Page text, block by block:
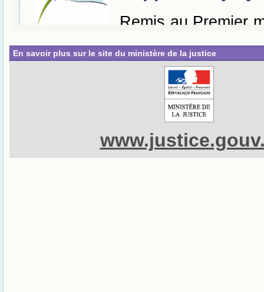
En savoir plus sur le site du ministère de la justice